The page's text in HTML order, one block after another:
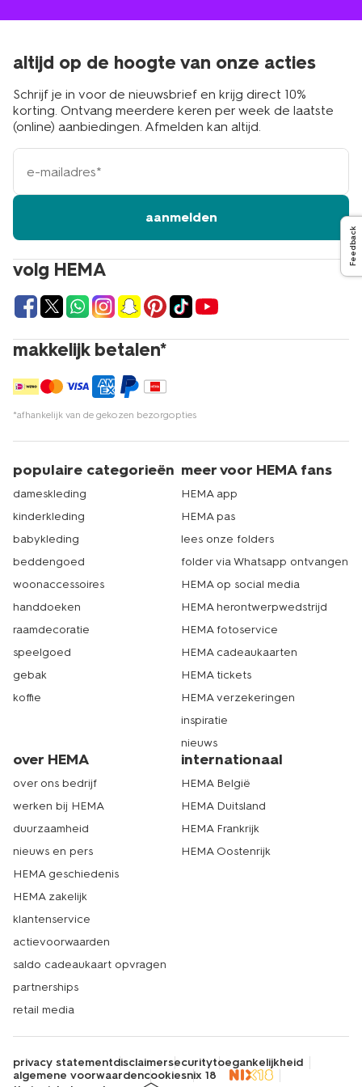
volg HEMA
makkelijk betalen*
*afhankelijk van de gekozen bezorgopties
altijd op de hoogte van onze acties
Schrijf je in voor de nieuwsbrief en krijg direct 10%
korting. Ontvang meerdere keren per week de laatste
(online) aanbiedingen. Afmelden kan altijd.
e-
mailadres
aanmelden
populaire categorieën
dameskleding
kinderkleding
babykleding
beddengoed
woonaccessoires
handdoeken
raamdecoratie
speelgoed
gebak
koffie
meer voor HEMA fans
HEMA app
HEMA pas
lees onze folders
folder via Whatsapp ontvangen
HEMA op social media
HEMA herontwerpwedstrijd
HEMA fotoservice
HEMA cadeaukaarten
HEMA tickets
HEMA verzekeringen
inspiratie
nieuws
over HEMA
over ons bedrijf
werken bij HEMA
duurzaamheid
nieuws en pers
HEMA geschiedenis
HEMA zakelijk
klantenservice
actievoorwaarden
saldo cadeaukaart opvragen
partnerships
retail media
internationaal
HEMA België
HEMA Duitsland
HEMA Frankrijk
HEMA Oostenrijk
privacy statementdisclaimersecuritytoegankelijkheid
algemene voorwaardencookiesnix 18
Feedback